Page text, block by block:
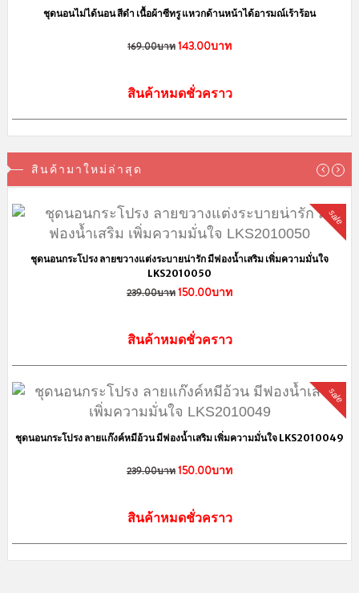
สินค้าหมด
ชุดนอนไม่ได้นอน สีดำ เนื้อผ้าซีทรู แหวกด้านหน้าได้อารมณ์เร้าร้อน
169.00บาท143.00บาท
สินค้าหมดชั่วคราว
สินค้ามาใหม่ล่าสุด
sale
ชุดนอนกระโปรง ลายขวางแต่งระบายน่ารัก มีฟองน้ำเสริม เพิ่มความมั่นใจ
LKS2010050
239.00บาท150.00บาท
สินค้าหมดชั่วคราว
sale
ชุดนอนกระโปรง ลายแก๊งค์หมีอ้วน มีฟองน้ำเสริม เพิ่มความมั่นใจ LKS2010049
239.00บาท150.00บาท
สินค้าหมดชั่วคราว